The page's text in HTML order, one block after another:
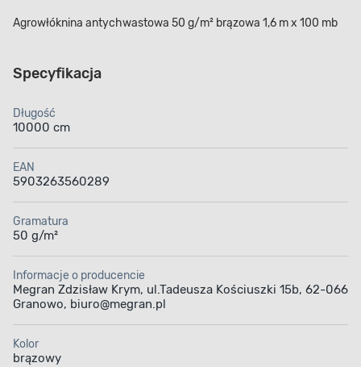
Agrowłóknina antychwastowa 50 g/m² brązowa 1,6 m x 100 mb
Specyfikacja
Długość
10000 cm
EAN
5903263560289
Gramatura
50 g/m²
Informacje o producencie
Megran Zdzisław Krym, ul.Tadeusza Kościuszki 15b, 62-066
Granowo, biuro@megran.pl
Kolor
brązowy